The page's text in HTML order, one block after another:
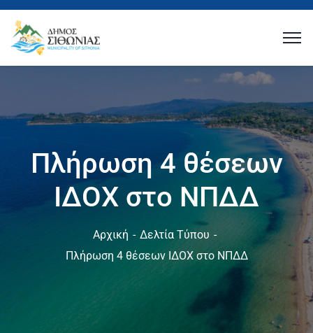
Πλήρωση 4 θέσεων
ΙΔΟΧ στο ΝΠΔΔ
Αρχική
Δελτία Τύπου
Πλήρωση 4 θέσεων ΙΔΟΧ στο ΝΠΔΔ